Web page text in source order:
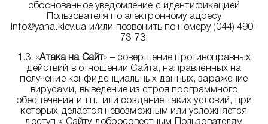
обоснованное уведомление с идентификацией
Пользователя по электронному адресу
info@yana.kiev.ua и/или позвонить по номеру (044) 490-
73-73.
1.3. «Атака на Сайт» – совершение противоправных
действий в отношении Сайта, направленных на
получение конфиденциальных данных, заражение
вирусами, выведение из строя программного
обеспечения и т.п., или создание таких условий, при
которых делается невозможным или усложняется
доступ к Сайту добросовестным Пользователям